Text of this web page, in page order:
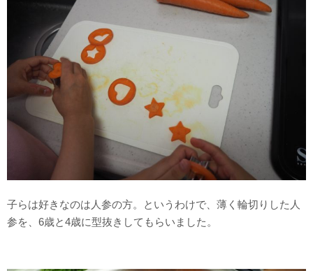
子らは好きなのは人参の方。というわけで、薄く輪切りした人
参を、6歳と4歳に型抜きしてもらいました。